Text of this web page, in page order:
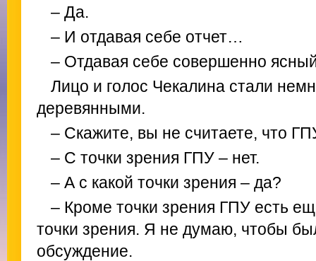
– Да.
– И отдавая себе отчет…
– Отдавая себе совершенно
Лицо и голос Чекалина стали
деревянными.
– Скажите, вы не считаете, что
– С точки зрения ГПУ – нет.
– А с какой точки зрения – да?
– Кроме точки зрения ГПУ есть
точки зрения. Я не думаю, чтобы
обсуждение.